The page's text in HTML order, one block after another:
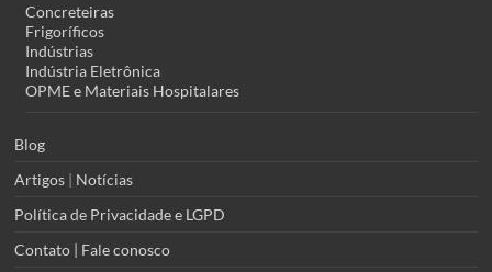
Concreteiras
Frigoríficos
Indústrias
Indústria Eletrônica
OPME e Materiais Hospitalares
Blog
Artigos | Notícias
Política de Privacidade e LGPD
Contato | Fale conosco